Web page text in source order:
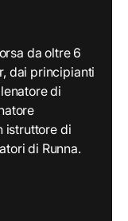
da oltre 6
dai principianti
di
istruttore di
di Runna.